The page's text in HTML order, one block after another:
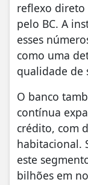
reflexo
pelo BC. A
esses
como uma
qualidade de
O banco
contínua
crédito, com
habitacional.
este
bilhões em